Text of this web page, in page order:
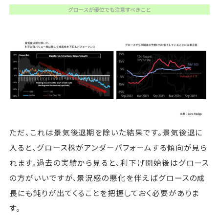
ただ、これは景気後退期を除いた結果です。景気後退に
入ると、グロース株がアンダーパフォームする傾向が見ら
れます。過去の実績から見ると、利下げ開始後はグロース
の方がいいですが、景況感の悪化を伴えばグロースの成
長にも鈍りが出てくることを把握しておく必要がありま
す。